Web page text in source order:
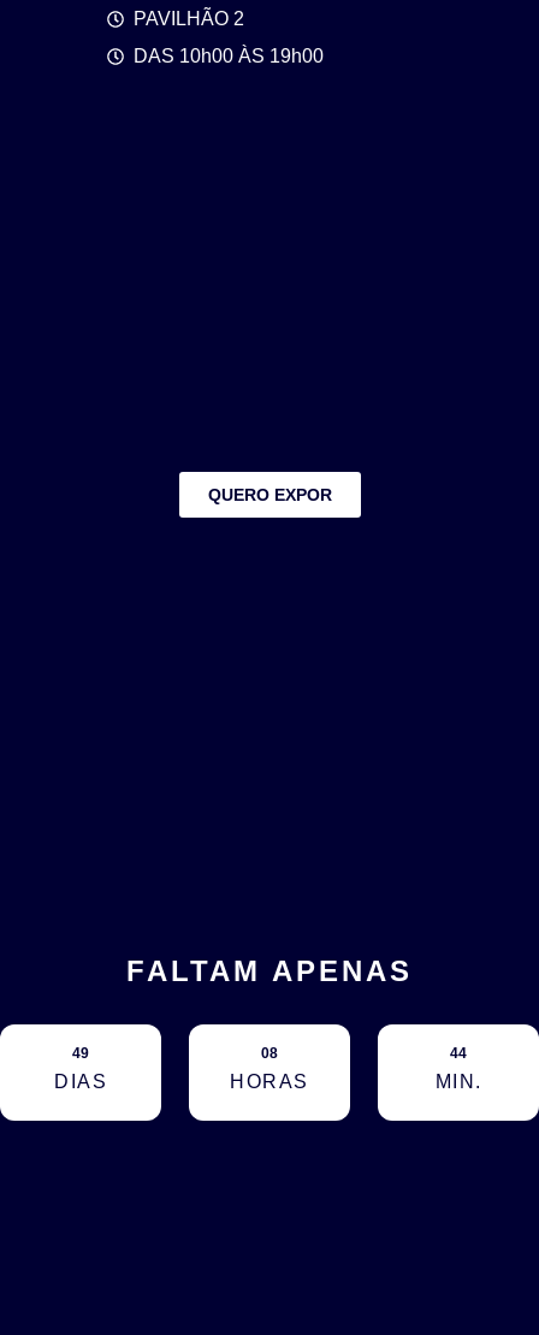
PAVILHÃO 2
DAS 10h00 ÀS 19h00
QUERO EXPOR
FALTAM APENAS
49
DIAS
08
HORAS
44
MIN.